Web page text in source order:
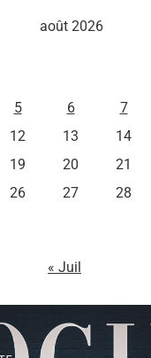
août 2026
5 6 7
12 13 14
19 20 21
26 27 28
« Juil